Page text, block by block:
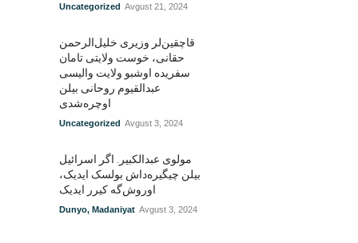
Uncategorized Avgust 21, 2024
قاچقین‌لر وزیری خلیل‌الرحمن
حقانی، خوست ولایتی تامان
سفریده اوشبو ولایت والیسی
عبدالقیوم روحانی بیلن
اوچره‌شدی
Uncategorized Avgust 3, 2024
مولوی عبدالکبیر. اگر اسرائیل
بیلن چیگیره‌داش بولسک ایدیک‌‌،
اوروش‌گه کیرر ایدیک
Dunyo, Madaniyat Avgust 3, 2024